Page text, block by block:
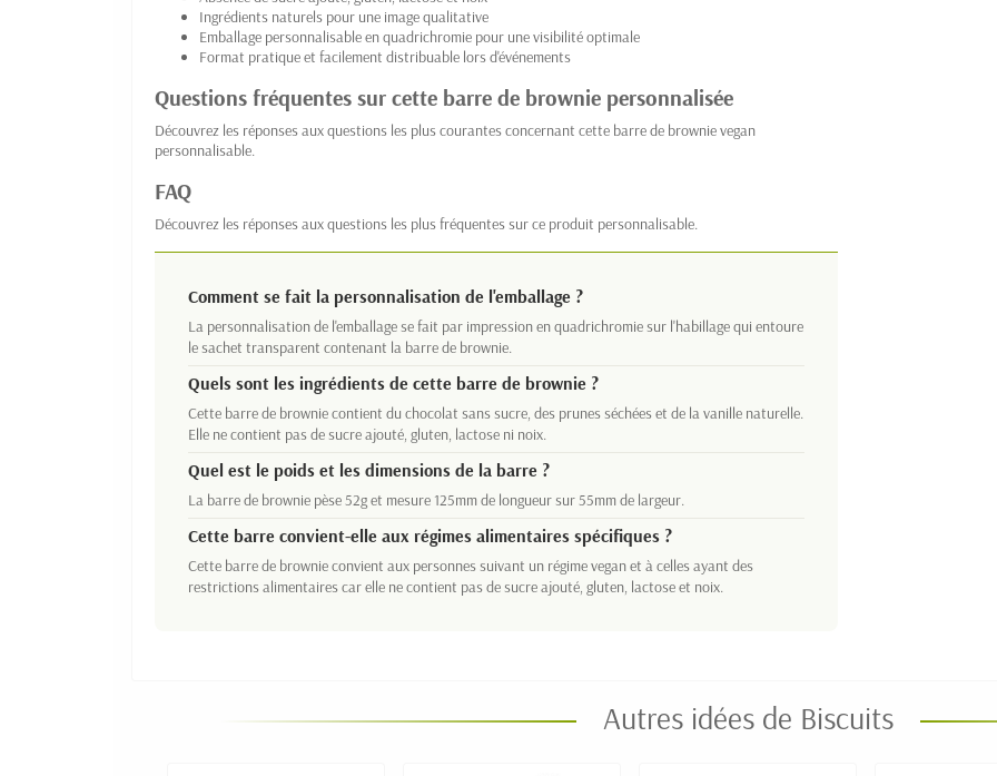
Ingrédients naturels pour une image qualitative
Emballage personnalisable en quadrichromie pour une visibilité optimale
Format pratique et facilement distribuable lors d'événements
Questions fréquentes sur cette barre de brownie personnalisée
Découvrez les réponses aux questions les plus courantes concernant cette barre de brownie vegan
personnalisable.
FAQ
Découvrez les réponses aux questions les plus fréquentes sur ce produit personnalisable.
Comment se fait la personnalisation de l'emballage ?
La personnalisation de l'emballage se fait par impression en quadrichromie sur l'habillage qui entoure
le sachet transparent contenant la barre de brownie.
Quels sont les ingrédients de cette barre de brownie ?
Cette barre de brownie contient du chocolat sans sucre, des prunes séchées et de la vanille naturelle.
Elle ne contient pas de sucre ajouté, gluten, lactose ni noix.
Quel est le poids et les dimensions de la barre ?
La barre de brownie pèse 52g et mesure 125mm de longueur sur 55mm de largeur.
Cette barre convient-elle aux régimes alimentaires spécifiques ?
Cette barre de brownie convient aux personnes suivant un régime vegan et à celles ayant des
restrictions alimentaires car elle ne contient pas de sucre ajouté, gluten, lactose et noix.
Autres idées de Biscuits